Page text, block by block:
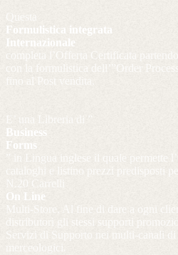
Formulistica integrata
Internazionale
completa l’Offerta Certificata
con la formulistica dell’”Order
fino al Post vendita.
Business
Forms
” in Lingua inglese il quale permette
cataloghi e listino prezzi predisposti
N.20 Carrelli
On Line
Multi-Store. Al fine di dare a ogni
distributori gli stessi supporti
Servizi di Supporto nei multi-canali
merceologici.